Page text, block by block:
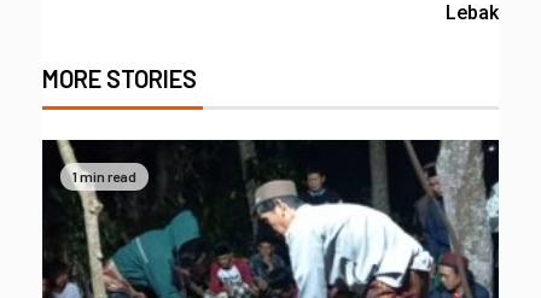
Lebak
MORE STORIES
1 min read